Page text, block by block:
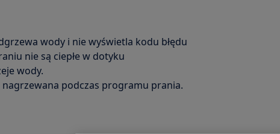
wody i nie wyświetla kodu błędu
nie są ciepłe w dotyku
wody.
nagrzewana podczas programu prania.